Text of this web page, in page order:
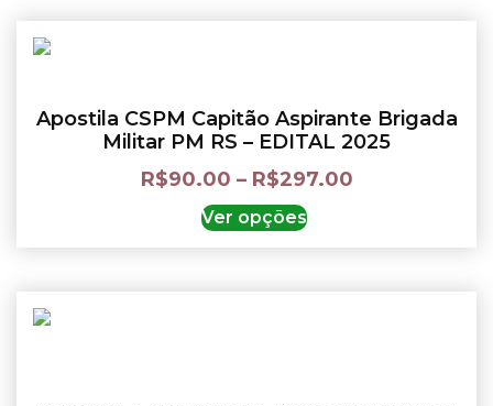
Apostila CSPM Capitão Aspirante Brigada
Militar PM RS – EDITAL 2025
R$90.00 – R$297.00
Ver opções